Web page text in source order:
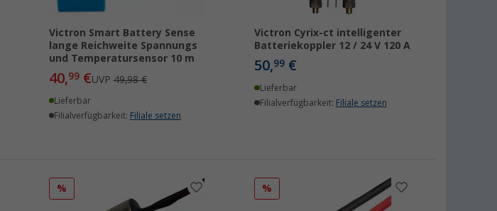
Victron Smart Battery Sense
lange Reichweite Spannungs
und Temperatursensor 10 m
40,99€UVP49,98 €
Lieferbar
Filialverfügbarkeit: Filiale setzen
Victron Cyrix-ct intelligenter
Batteriekoppler 12 / 24 V 120 A
50,99 €
Lieferbar
Filialverfügbarkeit: Filiale setzen
% %